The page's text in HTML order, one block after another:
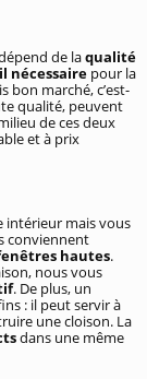
de laqualité
nécessaire pour la
bon marché, c’est-
qualité, peuvent
de ces deux
et à prix
intérieur mais vous
conviennent
hautes.
nous vous
. De plus, un
: il peut servir à
une cloison. La
dans une même